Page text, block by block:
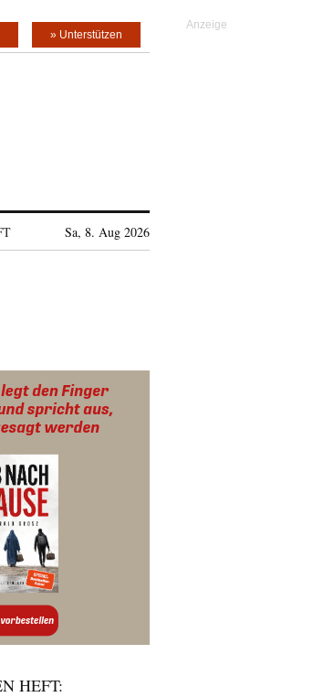
» Unterstützen
Sa, 8. Aug 2026
HEFT: